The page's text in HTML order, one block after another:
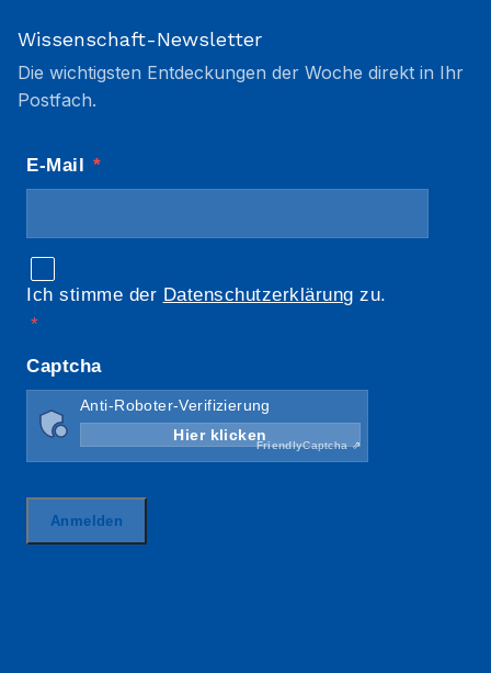
Wissenschaft-Newsletter
Die wichtigsten Entdeckungen der Woche direkt in Ihr
Postfach.